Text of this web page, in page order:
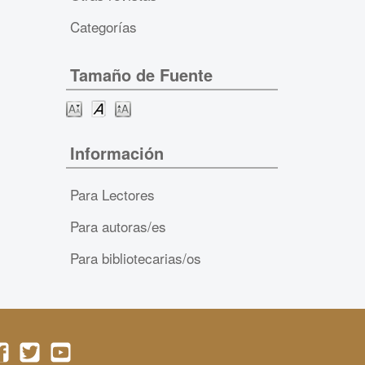
Categorías
Tamaño de Fuente
Información
Para Lectores
Para autoras/es
Para bibliotecarias/os